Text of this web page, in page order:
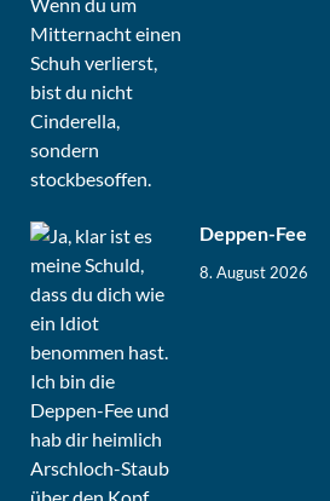
Deppen-Fee
8. August 2026